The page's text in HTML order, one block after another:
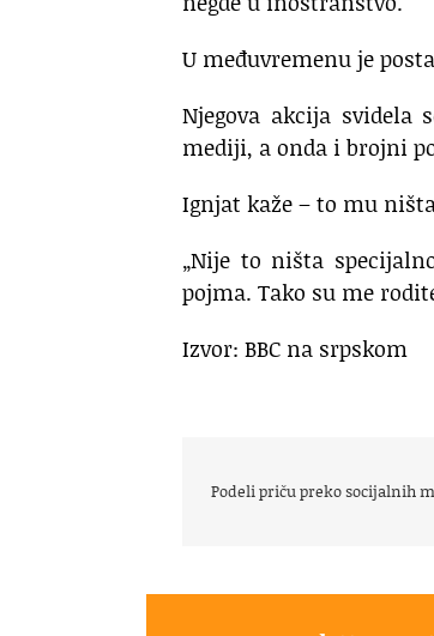
U međuvremenu je
Njegova akcija
mediji, a onda i brojni
Ignjat kaže – to mu
„Nije to ništa
pojma. Tako su me
Izvor: BBC na srpskom
Podeli priču preko socijalnih